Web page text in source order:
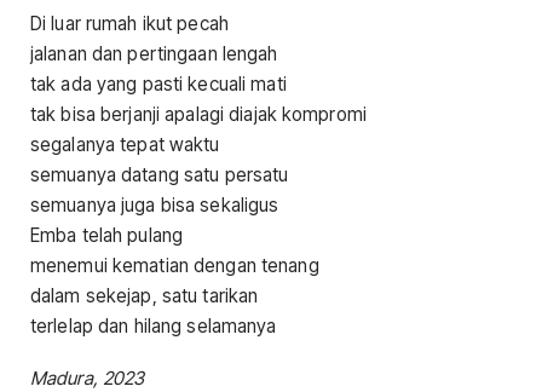
Di luar rumah ikut pecah
jalanan dan pertingaan lengah
tak ada yang pasti kecuali mati
tak bisa berjanji apalagi diajak kompromi
segalanya tepat waktu
semuanya datang satu persatu
semuanya juga bisa sekaligus
Emba telah pulang
menemui kematian dengan tenang
dalam sekejap, satu tarikan
terlelap dan hilang selamanya
Madura, 2023